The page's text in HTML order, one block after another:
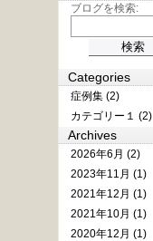
ブログを検索:
Categories
症例集 (2)
カテゴリー１ (2)
Archives
2026年6月 (2)
2023年11月 (1)
2021年12月 (1)
2021年10月 (1)
2020年12月 (1)